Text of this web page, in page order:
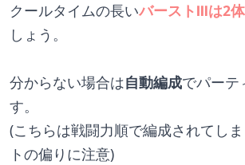
クールタイムの長いバーストⅢは2体
しょう。
分からない場合は自動編成でパーテ
す。
(こちらは戦闘力順で編成されてし
トの偏りに注意)